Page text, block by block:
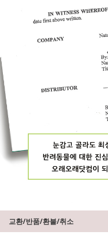
교환/반품/환불/취소